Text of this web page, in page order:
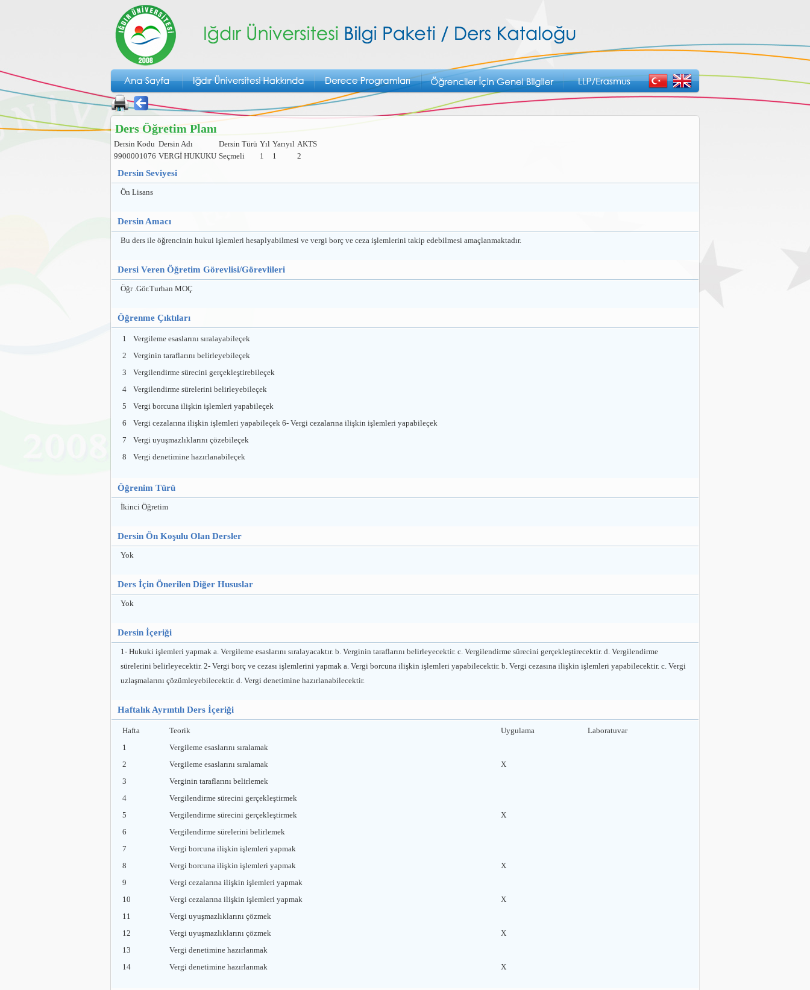
Ders Öğretim Planı
Dersin Kodu Dersin Adı Dersin Türü Yıl Yarıyıl AKTS
9900001076 VERGİ HUKUKU Seçmeli 1 1 2
Dersin Seviyesi
Ön Lisans
Dersin Amacı
Bu ders ile öğrencinin hukui işlemleri hesaplyabilmesi ve vergi borç ve ceza işlemlerini takip edebilmesi amaçlanmaktadır.
Dersi Veren Öğretim Görevlisi/Görevlileri
Öğr .Gör.Turhan MOÇ
Öğrenme Çıktıları
1
Vergileme esaslarını sıralayabileçek
2
Verginin taraflarını belirleyebileçek
3
Vergilendirme sürecini gerçekleştirebileçek
4
Vergilendirme sürelerini belirleyebileçek
5
Vergi borcuna ilişkin işlemleri yapabileçek
6
Vergi cezalarına ilişkin işlemleri yapabileçek 6- Vergi cezalarına ilişkin işlemleri yapabileçek
7
Vergi uyuşmazlıklarını çözebileçek
8
Vergi denetimine hazırlanabileçek
Öğrenim Türü
İkinci Öğretim
Dersin Ön Koşulu Olan Dersler
Yok
Ders İçin Önerilen Diğer Hususlar
Yok
Dersin İçeriği
1- Hukuki işlemleri yapmak a. Vergileme esaslarını sıralayacaktır. b. Verginin taraflarını belirleyecektir. c. Vergilendirme sürecini gerçekleştirecektir. d. Vergilendirme
sürelerini belirleyecektir. 2- Vergi borç ve cezası işlemlerini yapmak a. Vergi borcuna ilişkin işlemleri yapabilecektir. b. Vergi cezasına ilişkin işlemleri yapabilecektir. c. Vergi
uzlaşmalarını çözümleyebilecektir. d. Vergi denetimine hazırlanabilecektir.
Haftalık Ayrıntılı Ders İçeriği
Hafta Teorik Uygulama
Laboratuvar
1
Vergileme esaslarını sıralamak
2
Vergileme esaslarını sıralamak
X
3
Verginin taraflarını belirlemek
4
Vergilendirme sürecini gerçekleştirmek
5
Vergilendirme sürecini gerçekleştirmek
X
6
Vergilendirme sürelerini belirlemek
7
Vergi borcuna ilişkin işlemleri yapmak
8
Vergi borcuna ilişkin işlemleri yapmak
X
9
Vergi cezalarına ilişkin işlemleri yapmak
10
Vergi cezalarına ilişkin işlemleri yapmak
X
11
Vergi uyuşmazlıklarını çözmek
12
Vergi uyuşmazlıklarını çözmek
X
13
Vergi denetimine hazırlanmak
14
Vergi denetimine hazırlanmak X